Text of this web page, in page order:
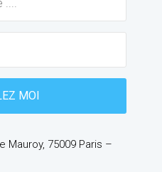
Mauroy, 75009 Paris –